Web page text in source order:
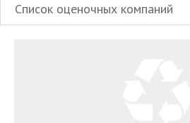
Список оценочных компаний